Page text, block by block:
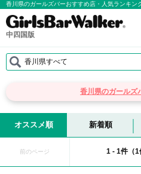
香川県のガールズバーおすすめ店・人気ランキン
中四国版
香川県すべて
香川県のガールズ
オススメ順 新着順
前のページ 1 - 1件（1